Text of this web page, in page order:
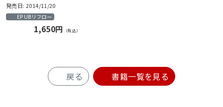
発売日: 2014/11/20
EPUBリフロー
1,650円 （税込）
戻る 書籍一覧を見る